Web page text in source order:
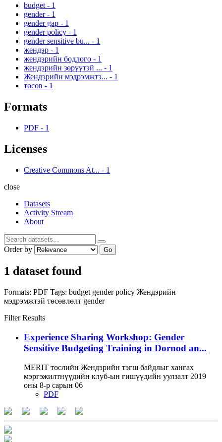
budget - 1
gender - 1
gender gap - 1
gender policy - 1
gender sensitive bu... - 1
жендэр - 1
жендэрийн бодлого - 1
жендэрийн зөрүүтэй ... - 1
Жендэрийн мэдрэмжтэ... - 1
төсөв - 1
Formats
PDF - 1
Licenses
Creative Commons At... - 1
close
Datasets
Activity Stream
About
Order by Go
1 dataset found
Formats: PDF Tags: budget gender policy Жендэрийн
мэдрэмжтэй төсөвлөлт gender
Filter Results
Experience Sharing Workshop: Gender
Sensitive Budgeting Training in Dornod an...
MERIT төслийн Жендэрийн тэгш байдлыг хангах
мэргэжилтнүүдийн клуб-ын гишүүдийн уулзалт 2019
оны 8-р сарын 06
PDF